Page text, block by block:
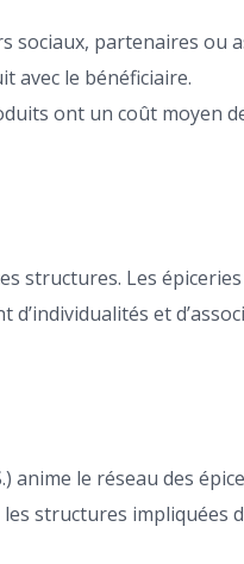
partenaires
avec le bénéficiaire.
ont un coût moyen
structures. Les
et
anime le réseau des
structures